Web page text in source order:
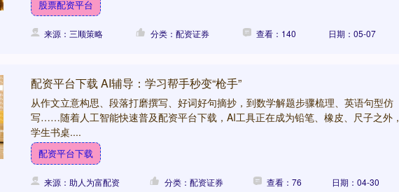
股票配资平台
来源：三顺策略 分类：配资证券 查看：140 日期：05-07
配资平台下载 AI辅导：学习帮手秒变“枪手”
从作文立意构思、段落打磨撰写、好词好句摘抄，到数学解题步骤梳理、英语句型仿
写……随着人工智能快速普及配资平台下载，AI工具正在成为铅笔、橡皮、尺子之外，
学生书桌....
配资平台下载
来源：助人为富配资 分类：配资证券 查看：76 日期：04-30